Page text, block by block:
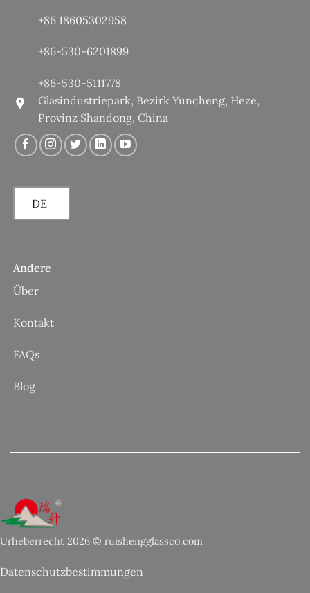
+86 18605302958
+86-530-6201899
+86-530-5111778
Glasindustriepark, Bezirk Yuncheng, Heze,
Provinz Shandong, China
DE
Andere
Über
Kontakt
FAQs
Blog
Urheberrecht 2026 © ruishengglassco.com
Datenschutzbestimmungen